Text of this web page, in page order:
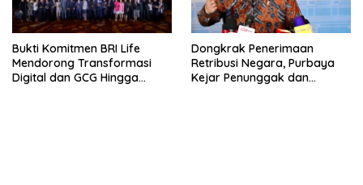
Bukti Komitmen BRI Life
Mendorong Transformasi
Digital dan GCG Hingga
Dongkrak Penerimaan
Retribusi Negara, Purbaya
Kejar Penunggak dan